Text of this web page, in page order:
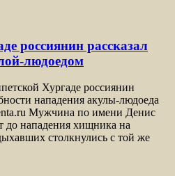
россиянин рассказал
людоедом
Хургаде россиянин
нападения акулы-людоеда
Мужчина по имени Денис
до нападения хищника на
столкнулись с той же